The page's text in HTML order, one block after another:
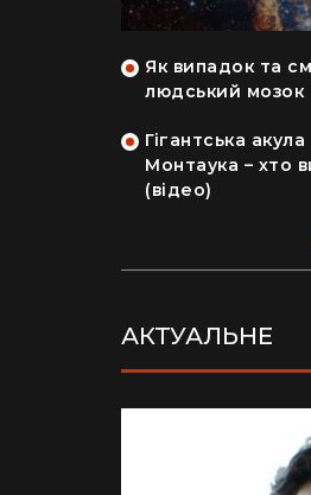
Як випадок та
людський мозок
Гігантська
Монтаука – хто
(відео)
АКТУАЛЬНЕ